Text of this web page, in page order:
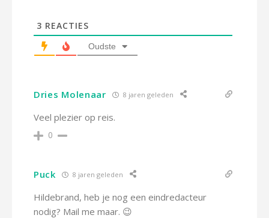
3 REACTIES
Oudste
Dries Molenaar 8 jaren geleden
Veel plezier op reis.
0
Puck 8 jaren geleden
Hildebrand, heb je nog een eindredacteur
nodig? Mail me maar. 😉